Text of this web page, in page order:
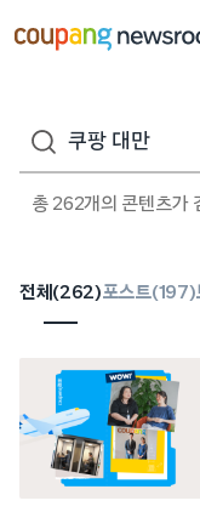
건너뛰기
검색어
총 262개의 콘텐츠가
전체(262)포스트(197)